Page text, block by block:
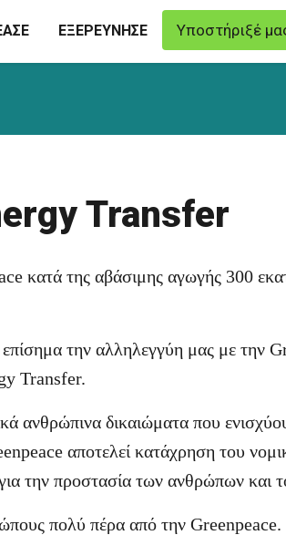
ΕΞΕΡΕΥΝΗΣΕ Υποστήριξέ
Transfer
κατά της αβάσιμης αγωγής 300
την αλληλεγγύη μας με την
Transfer.
ανθρώπινα δικαιώματα που
αποτελεί κατάχρηση του
την προστασία των ανθρώπων και
πολύ πέρα από την